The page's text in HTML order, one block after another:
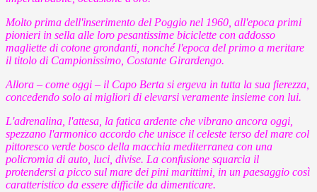
Molto prima dell'inserimento del Poggio nel 1960, all'epoca primi
pionieri in sella alle loro pesantissime biciclette con addosso
magliette di cotone grondanti, nonché l'epoca del primo a meritare
il titolo di Campionissimo, Costante Girardengo.
Allora – come oggi – il Capo Berta si ergeva in tutta la sua fierezza,
concedendo solo ai migliori di elevarsi veramente insieme con lui.
L'adrenalina, l'attesa, la fatica ardente che vibrano ancora oggi,
spezzano l'armonico accordo che unisce il celeste terso del mare col
pittoresco verde bosco della macchia mediterranea con una
policromia di auto, luci, divise. La confusione squarcia il
protendersi a picco sul mare dei pini marittimi, in un paesaggio così
caratteristico da essere difficile da dimenticare.